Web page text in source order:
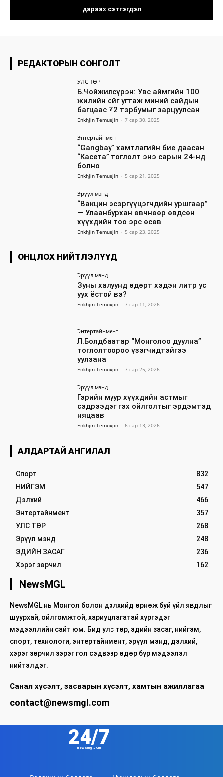
РЕДАКТОРЫН СОНГОЛТ
УЛС ТӨР
Б.Чойжилсүрэн: Увс аймгийн 100
жилийн ойг угтаж миний сайдын
багцаас ₮2 тэрбумыг зарцуулсан
Enkhjin Temuujin - 7 сар 30, 2025
Энтертайнмент
“Gangbay” хамтлагийн бие даасан
“Касета” тоглолт энэ сарын 24-нд
болно
Enkhjin Temuujin - 5 сар 21, 2025
Эрүүл мэнд
“Вакцин эсэргүүцэгчдийн уршгаар”
— Улаанбурхан өвчнөөр өвдсөн
хүүхдийн тоо эрс өсөв
Enkhjin Temuujin - 5 сар 23, 2025
ОНЦЛОХ НИЙТЛЭЛҮҮД
Эрүүл мэнд
Зуны халуунд өдөрт хэдэн литр ус
уух ёстой вэ?
Enkhjin Temuujin - 7 сар 11, 2026
Энтертайнмент
Л.Болдбаатар “Монголоо дуулна”
тоглолтоороо үзэгчидтэйгээ
уулзана
Enkhjin Temuujin - 7 сар 25, 2026
Эрүүл мэнд
Гэрийн муур хүүхдийн астмыг
сэдрээдэг гэх ойлголтыг эрдэмтэд
няцаав
Enkhjin Temuujin - 6 сар 13, 2026
АЛДАРТАЙ АНГИЛАЛ
Спорт
832
НИЙГЭМ
547
Дэлхий
466
Энтертайнмент
357
УЛС ТӨР
268
Эрүүл мэнд
248
ЭДИЙН ЗАСАГ
236
Хэрэг зөрчил
162
NewsMGL
NewsMGL нь Монгол болон дэлхийд өрнөж буй үйл явдлыг
шуурхай, ойлгомжтой, хариуцлагатай хүргэдэг
мэдээллийн сайт юм. Бид улс төр, эдийн засаг, нийгэм,
спорт, технологи, энтертайнмент, эрүүл мэнд, дэлхий,
хэрэг зөрчил зэрэг гол сэдвээр өдөр бүр мэдээлэл
нийтэлдэг.
Санал хүсэлт, засварын хүсэлт, хамтын ажиллагаа
contact@newsmgl.com
24/7
newsmgl.com